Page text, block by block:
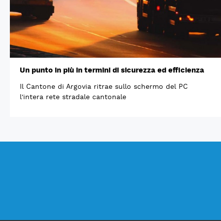
Un punto in più in termini di sicurezza ed efficienza
Il Cantone di Argovia ritrae sullo schermo del PC
l'intera rete stradale cantonale